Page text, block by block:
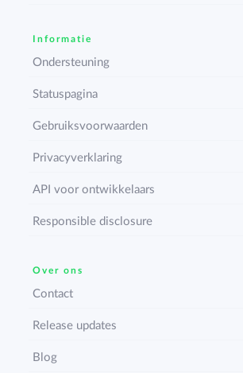
Informatie
Ondersteuning
Statuspagina
Gebruiksvoorwaarden
Privacyverklaring
API voor ontwikkelaars
Responsible disclosure
Over ons
Contact
Release updates
Blog